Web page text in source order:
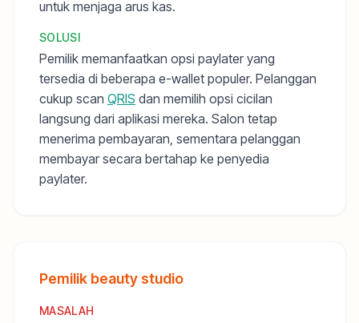
untuk menjaga arus kas.
SOLUSI
Pemilik memanfaatkan opsi paylater yang
tersedia di beberapa e-wallet populer. Pelanggan
cukup scan QRIS dan memilih opsi cicilan
langsung dari aplikasi mereka. Salon tetap
menerima pembayaran, sementara pelanggan
membayar secara bertahap ke penyedia
paylater.
Pemilik beauty studio
MASALAH